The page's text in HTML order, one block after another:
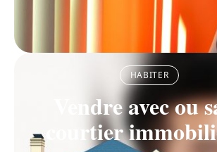
HABITER
Vendre avec ou
courtier